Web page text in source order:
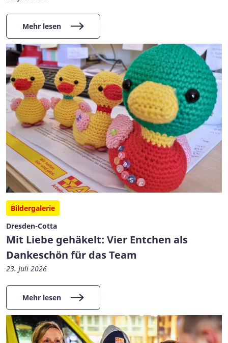
Mehr lesen
Bildergalerie
Dresden-Cotta
Mit Liebe gehäkelt: Vier Entchen als
Dankeschön für das Team
23. Juli 2026
Mehr lesen